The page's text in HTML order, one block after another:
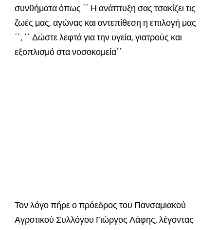
συνθήματα όπως ΄΄ Η ανάπτυξη σας τσακίζει τις
ζωές μας, αγώνας και αντεπίθεση η επιλογή μας
΄΄, ΄΄ Δώστε λεφτά για την υγεία, γιατρούς και
εξοπλισμό στα νοσοκομεία΄΄
Τον λόγο πήρε ο πρόεδρος του Πανσαμιακού
Αγροτικού Συλλόγου Γιώργος Λάφης, λέγοντας